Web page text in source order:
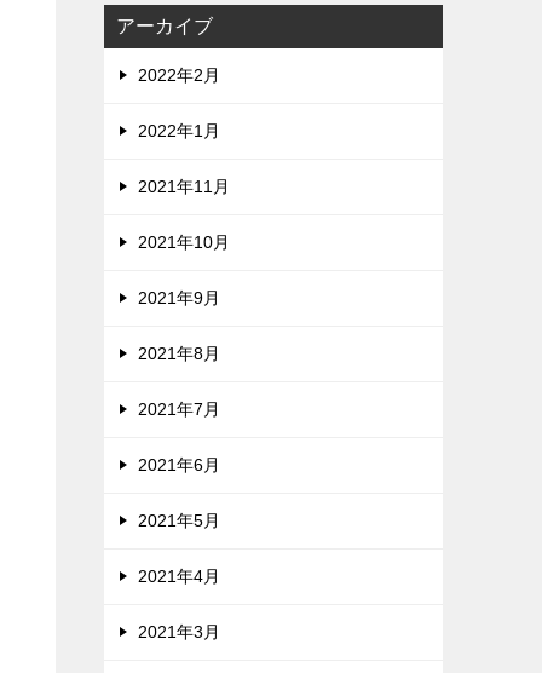
アーカイブ
2022年2月
2022年1月
2021年11月
2021年10月
2021年9月
2021年8月
2021年7月
2021年6月
2021年5月
2021年4月
2021年3月